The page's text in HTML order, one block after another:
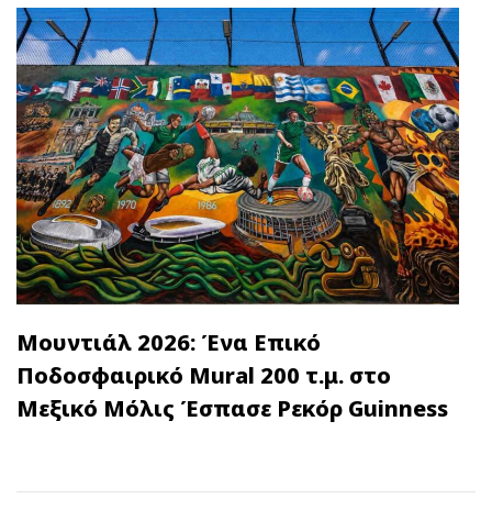
Μουντιάλ 2026: Ένα Επικό
Ποδοσφαιρικό Mural 200 τ.μ. στο
Μεξικό Μόλις Έσπασε Ρεκόρ Guinness